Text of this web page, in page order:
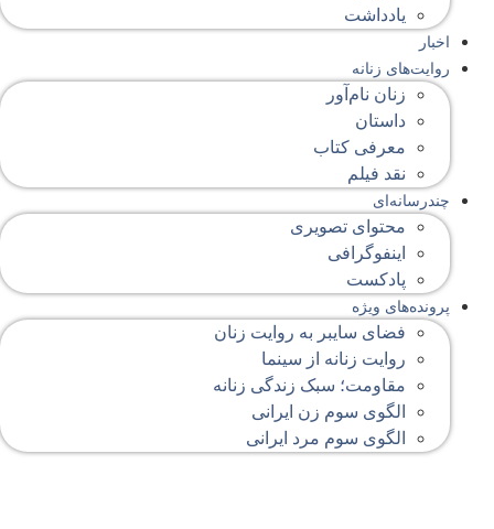
یادداشت
اخبار
روایت‌های زنانه
زنان نام‌آور
داستان
معرفی کتاب
نقد فیلم
چندرسانه‌ای
محتوای تصویری
اینفوگرافی
پادکست
پرونده‌های ویژه
فضای سایبر به روایت زنان
روایت زنانه از سینما
مقاومت؛ سبک زندگی زنانه
الگوی سوم زن ایرانی
الگوی سوم مرد ایرانی